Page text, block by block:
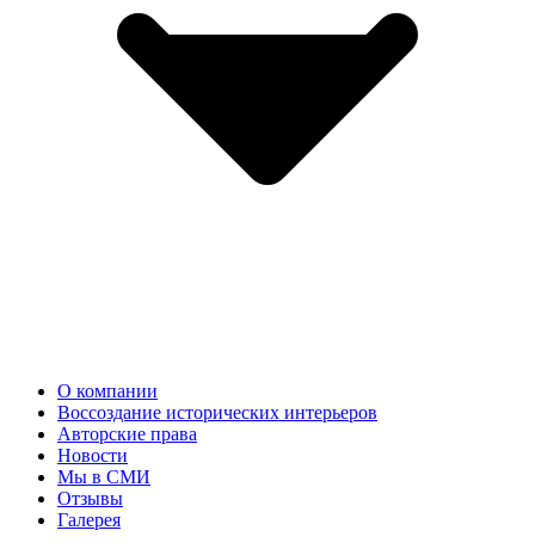
О компании
Воссоздание исторических интерьеров
Авторские права
Новости
Мы в СМИ
Отзывы
Галерея